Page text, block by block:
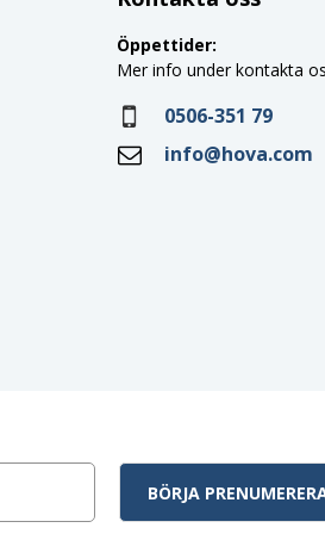
Öppettider:
Mer info under kontakta
0506-351 79
info@hova.com